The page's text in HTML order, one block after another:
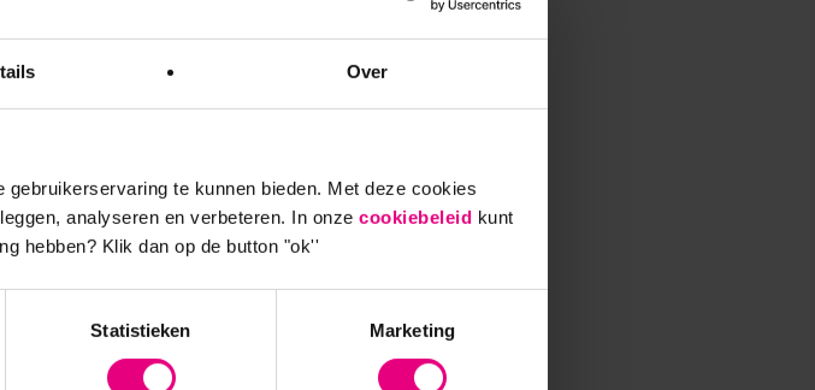
Over
te kunnen bieden. Met deze cookies
analyseren en verbeteren. In onze cookiebeleid kunt
hebben? Klik dan op de button "ok''
Statistieken Marketing
de docent houvast
houvast voor de toekomst.
rond digitalisering, robotica en